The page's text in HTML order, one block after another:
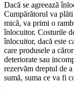
Dacă se agreează
Cumpărătorul va plăti
mică, va primi o
înlocuitor. Costurile
înlocuitor, dacă este
care produsele a
deteriorate sau
rezervăm dreptul de
sumă, suma ce va fi